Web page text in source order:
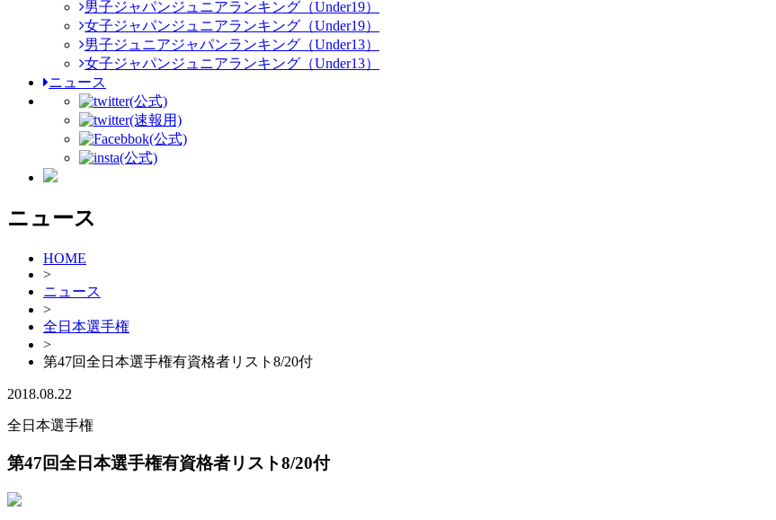
男子ジャパンジュニアランキング（Under19）
女子ジャパンジュニアランキング（Under19）
男子ジュニアジャパンランキング（Under13）
女子ジャパンジュニアランキング（Under13）
ニュース
(公式)
(速報用)
(公式)
(公式)
ニュース
HOME
>
ニュース
>
全日本選手権
>
第47回全日本選手権有資格者リスト8/20付
2018.08.22
全日本選手権
第47回全日本選手権有資格者リスト8/20付